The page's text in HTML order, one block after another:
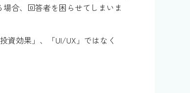
合、回答者を困らせてしまいま
資効果」、「UI/UX」ではなく